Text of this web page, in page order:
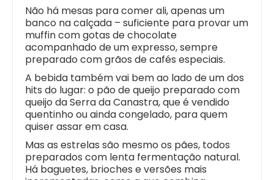
Não há mesas para comer ali, apenas um
banco na calçada – suficiente para provar um
muffin com gotas de chocolate
acompanhado de um expresso, sempre
preparado com grãos de cafés especiais.
A bebida também vai bem ao lado de um dos
hits do lugar: o pão de queijo preparado com
queijo da Serra da Canastra, que é vendido
quentinho ou ainda congelado, para quem
quiser assar em casa.
Mas as estrelas são mesmo os pães, todos
preparados com lenta fermentação natural.
Há baguetes, brioches e versões mais